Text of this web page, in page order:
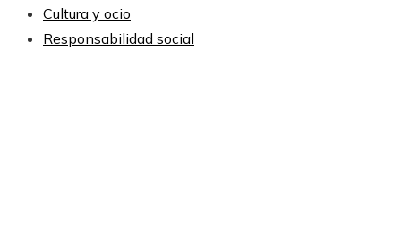
Cultura y ocio
Responsabilidad social